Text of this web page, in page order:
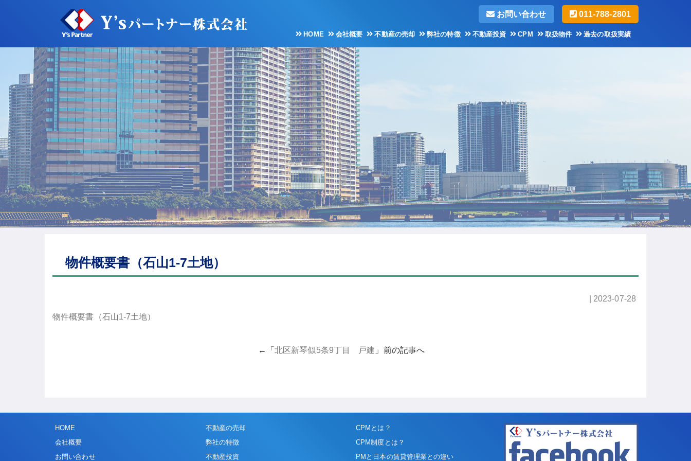
お問い合わせ 011-788-2801
HOME 会社概要 不動産の売却 弊社の特徴 不動産投資 CPM 取扱物件 過去の取扱実績
物件概要書（石山1-7土地）
| 2023-07-28
物件概要書（石山1-7土地）
←「北区新琴似5条9丁目 戸建 」前の記事へ
HOME
会社概要
お問い合わせ
不動産の売却
弊社の特徴
不動産投資
CPMとは？
CPM制度とは？
PMと日本の賃貸管理業との違い